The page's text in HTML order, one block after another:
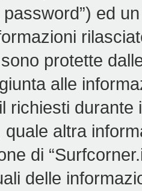
password”) ed
sono protette
alle
richiesti
quale altra
di
delle